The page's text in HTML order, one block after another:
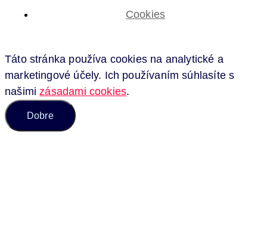
Cookies
Táto stránka používa cookies na analytické a
marketingové účely. Ich používaním súhlasíte s
našimizásadami cookies.
Dobre